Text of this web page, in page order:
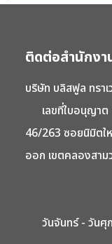
ติดต่อสำนักงา
บริษัท บลิสฟูล ทรา
เลขที่ใบอนุญา
46/263 ซอยนิมิตใ
ออก เขตคลองสาม
วันจันทร์ - วันศุ